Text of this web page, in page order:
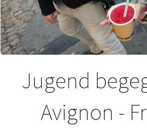
Jugend
Avignon -